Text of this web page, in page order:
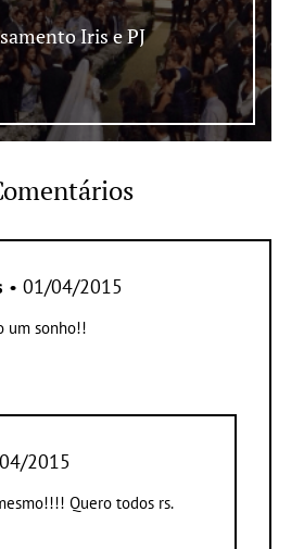
Iris e PJ
• 01/04/2015
um sonho!!
2015
Quero todos rs.